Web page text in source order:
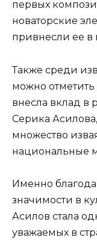
первых
новаторские
привнесли ее в
Также среди
можно отметить
внесла вклад в
Серика
множество
национальные
Именно
значимости в
Асилов стала
уважаемых в